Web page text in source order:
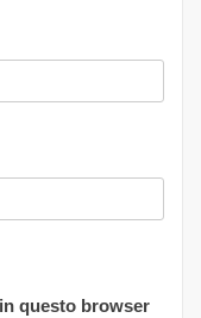
questo browser